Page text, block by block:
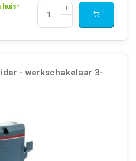
huis*
- werkschakelaar 3-